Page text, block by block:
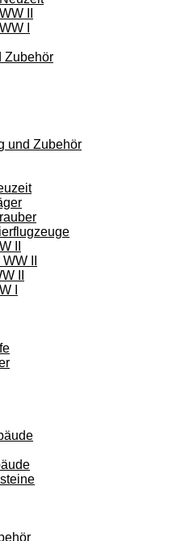
II
I
Zubehör
und Zubehör
II
II
II
I